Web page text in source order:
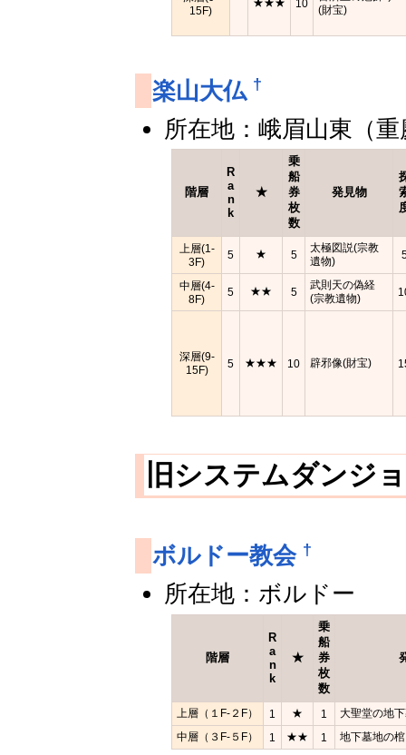
15F)
10
(財宝)
楽山大仏 †
所在地：峨眉山東（
階層
R
a
n
k
★
乗
船
券
枚
数
発見物
上層(1-
3F)
5 ★ 5
太極図説(宗教
遺物)
中層(4-
8F)
5 ★★ 5
武則天の偽経
(宗教遺物)
深層(9-
15F)
5 ★★★ 10 辟邪像(財宝)
旧システムダンジ
ボルドー教会 †
所在地：ボルドー
階層
R
a
n
k
★
乗
船
券
枚
数
上層（１F-２F） 1 ★ 1
大聖堂の地
中層（３F-５F）
1 ★★ 1 地下墓地の